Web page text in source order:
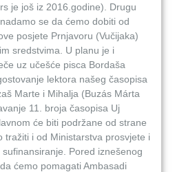
je još iz 2016.godine). Drugu
se da ćemo dobiti od
posjete Prnjavoru (Vučijaka)
sredstvima. U planu je i
uz učešće pisca Bordaša
lektora našeg časopisa
Marte i Mihalja (Buzás Márta
11. broja časopisa Uj
će biti podržane od strane
tražiti i od Ministarstva prosvjete i
Pored iznešenog
ćemo pomagati Ambasadi